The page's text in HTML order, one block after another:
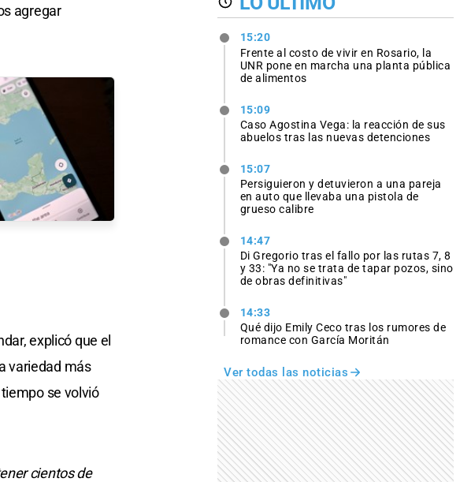
agregar
explicó que el
variedad más
se volvió
cientos de
15:20
Frente al costo de vivir en Rosario, la
UNR pone en marcha una planta pública
de alimentos
15:09
Caso Agostina Vega: la reacción de sus
abuelos tras las nuevas detenciones
15:07
Persiguieron y detuvieron a una pareja
en auto que llevaba una pistola de
grueso calibre
14:47
Di Gregorio tras el fallo por las rutas 7, 8
y 33: "Ya no se trata de tapar pozos, sino
de obras definitivas"
14:33
Qué dijo Emily Ceco tras los rumores de
romance con García Moritán
Ver todas las noticias